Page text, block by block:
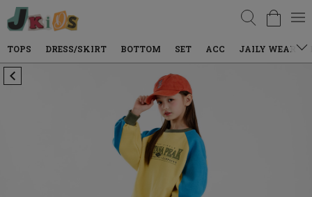
검색
TOPS DRESS/SKIRT BOTTOM SET ACC JAILY WEAR